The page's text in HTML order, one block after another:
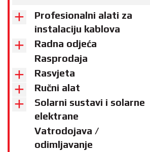
Profesionalni alati za
instalaciju kablova
Radna odjeća
Rasprodaja
Rasvjeta
Ručni alat
Solarni sustavi i solarne
elektrane
Vatrodojava /
odimljavanje